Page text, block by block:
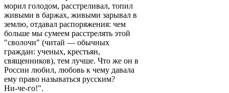
морил голодом, расстреливал, топил
живыми в баржах, живыми зарывал в
землю, отдавал распоряжения: чем
больше мы сумеем расстрелять этой
"сволочи" (читай — обычных
граждан: ученых, крестьян,
священников), тем лучше. Что же он в
России любил, любовь к чему давала
ему право называться русским?
Ни-че-го!".